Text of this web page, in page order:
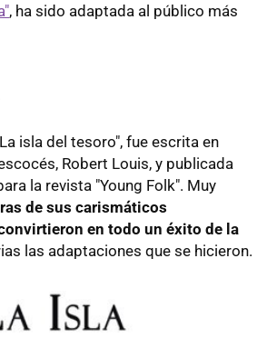
, ha sido adaptada al público más
isla del tesoro", fue escrita en
Robert Louis, y publicada
la revista "Young Folk". Muy
de sus carismáticos
en todo un éxito de la
las adaptaciones que se hicieron.